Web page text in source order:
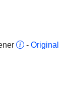
- Original